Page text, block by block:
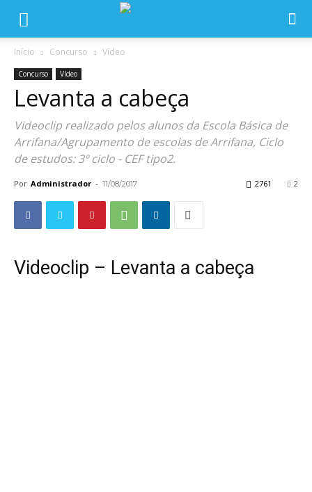
Início Concurso Vídeo
Concurso Vídeo
Levanta a cabeça
Videoclip realizado pelos alunos da Escola Básica de
Arrifana/Agrupamento de escolas de Arrifana, Ciclo
de estudos: 3º ciclo - CEF tipo2.
Por Administrador - 11/08/2017 2
2761
Videoclip – Levanta a cabeça